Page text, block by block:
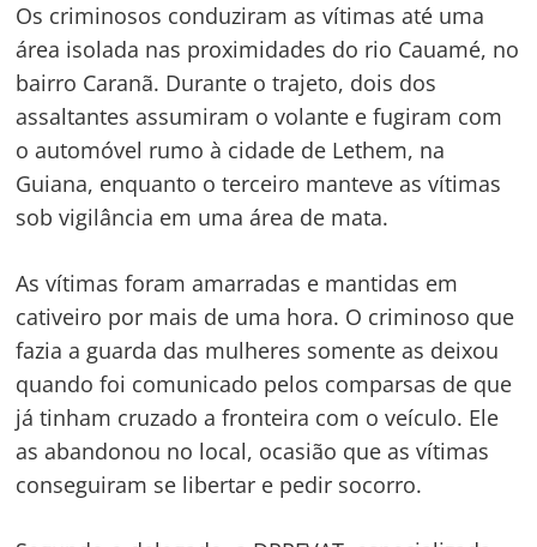
Os criminosos conduziram as vítimas até uma
área isolada nas proximidades do rio Cauamé, no
bairro Caranã. Durante o trajeto, dois dos
assaltantes assumiram o volante e fugiram com
o automóvel rumo à cidade de Lethem, na
Guiana, enquanto o terceiro manteve as vítimas
sob vigilância em uma área de mata.
As vítimas foram amarradas e mantidas em
cativeiro por mais de uma hora. O criminoso que
fazia a guarda das mulheres somente as deixou
quando foi comunicado pelos comparsas de que
já tinham cruzado a fronteira com o veículo. Ele
as abandonou no local, ocasião que as vítimas
conseguiram se libertar e pedir socorro.